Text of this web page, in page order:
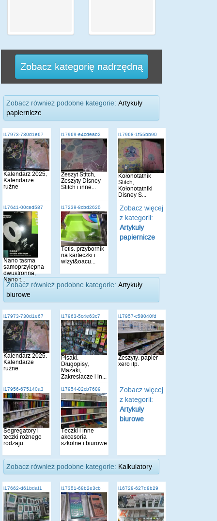
Zobacz kategorię nadrzędną
Zobacz również podobne kategorie: Artykuły
papiernicze
i17973-730d1e67
Kalendarz 2025,
Kalendarze
rużne
i17969-e4cdeab2
Zeszyt Stitch,
Zeszyty Disney
Stitch i inne...
i17968-1f55bb90
Kołonotatnik
Stitch,
Kołonotatniki
Disney S...
i17641-00ced587
Nano taśma
samoprzylepna
dwustronna,
Nano t...
i17239-8cbd2625
Tetis, przybornik
na karteczki i
wizyt&oacu...
Zobacz więcej
z kategorii:
Artykuły
papiernicze
Zobacz również podobne kategorie: Artykuły
biurowe
i17973-730d1e67
Kalendarz 2025,
Kalendarze
rużne
i17963-5c4e63c7
Pisaki,
Długopisy,
Mazaki,
Zakreślacze i in...
i17957-c58040fd
Zeszyty, papier
xero itp.
i17956-675140a3
Segregatory i
teczki rożnego
rodzaju
i17954-82cb7689
Teczki i inne
akcesoria
szkolne i biurowe
Zobacz więcej
z kategorii:
Artykuły
biurowe
Zobacz również podobne kategorie: Kalkulatory
i17662-d61bdaf1 i17351-68b2e3cb i16728-627d8b29